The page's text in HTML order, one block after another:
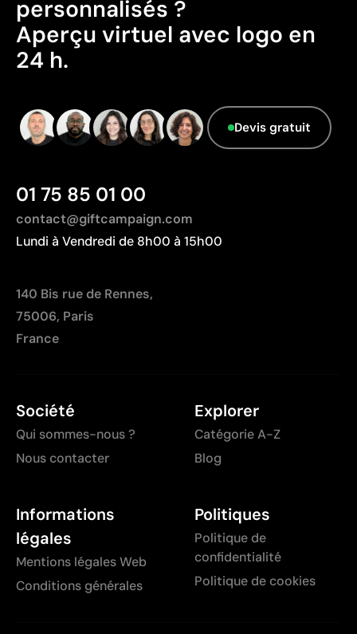
Données avancées - Points: 0 / 5
Le fournisseur ne dispose pas de cette
information.
personnalisés ?
Aperçu virtuel avec logo en
24 h.
Devis gratuit
01 75 85 01 00
contact@giftcampaign.com
Lundi à Vendredi de 8h00 à 15h00
140 Bis rue de Rennes,
75006, Paris
France
Société
Qui sommes-nous ?
Nous contacter
Explorer
Catégorie A-Z
Blog
Informations
légales
Mentions légales Web
Conditions générales
Politiques
Politique de
confidentialité
Politique de cookies